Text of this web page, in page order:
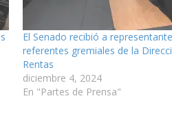
El Senado recibió a
referentes gremiales de la
Rentas
diciembre 4, 2024
En "Partes de Prensa"